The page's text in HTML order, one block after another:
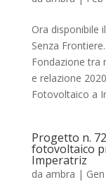
Ora disponibile
Senza
Fondazione tra
e relazione
Fotovoltaico a
Progetto n.
fotovoltaico
Imperatriz
da ambra |